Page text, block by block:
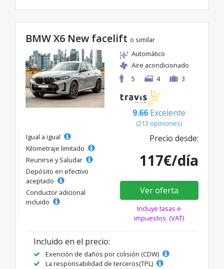
BMW X6 New facelift o similar
Automático
Aire acondicionado
5
4 3
9.66 Excelente
(213 opiniones)
Igual a igual
Kilometraje limitado
Reunirse y Saludar
Depósito en efectivo
aceptado
Conductor adicional
incluido
Precio desde:
117€/día
Ver oferta
Incluye tasas e
impuestos. (VAT)
Incluido en el precio:
Exención de daños por colisión (CDW)
La responsabilidad de terceros(TPL)